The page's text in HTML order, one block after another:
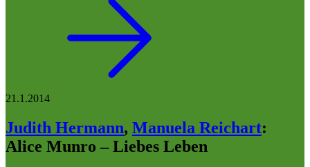
21.1.2014
Judith Hermann, Manuela Reichart:
Alice Munro – Liebes Leben